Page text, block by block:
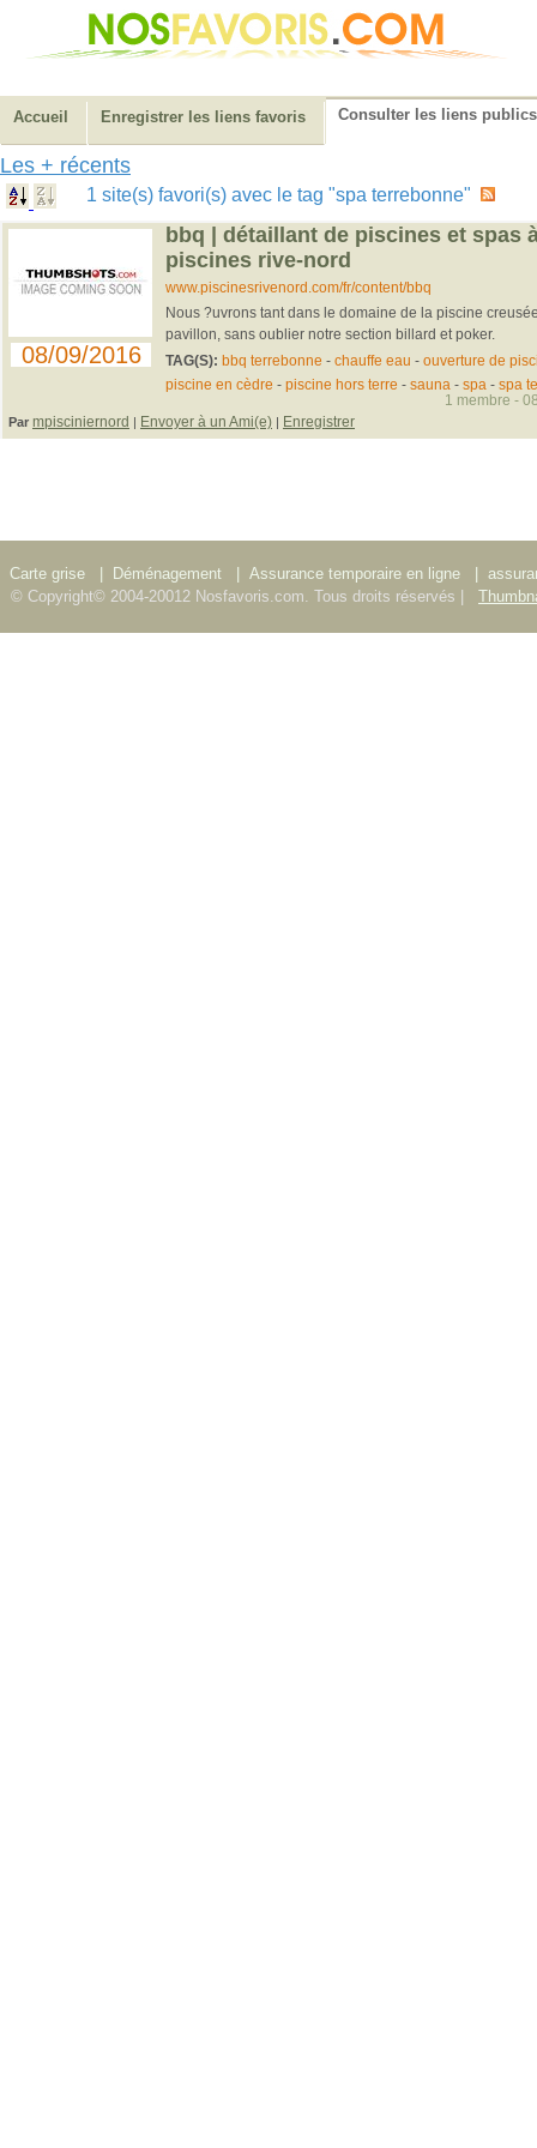
Accueil Enregistrer les liens favoris Consulter les liens publics
Les + récents
1 site(s) favori(s) avec le tag "spa terrebonne"
08/09/2016
bbq | détaillant de piscines et spas
piscines rive-nord
www.piscinesrivenord.com/fr/content/bbq
Nous ?uvrons tant dans le domaine de la piscine
pavillon, sans oublier notre section billard et poker.
TAG(S): bbq terrebonne - chauffe eau - ouverture de
piscine en cèdre - piscine hors terre - sauna - spa - spa
Par mpisciniernord | Envoyer à un Ami(e) | Enregistrer
1 membre -
Carte grise Déménagement Assurance temporaire en ligne
© Copyright© 2004-20012 Nosfavoris.com. Tous droits réservés |